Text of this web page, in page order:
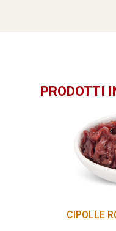
PRODOTTI
CIPOLLE